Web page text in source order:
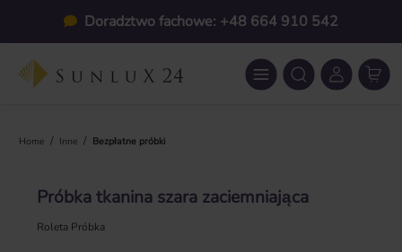
Przejdź do głównej zawartościDoradztwo fachowe: +48 664 910 542
Home / Inne / Bezpłatne próbki
Próbka tkanina szara zaciemniająca
Roleta Próbka